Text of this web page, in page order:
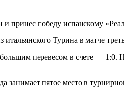
принес победу испанскому
Турина в матче
перевесом в счете —
занимает пятое место в